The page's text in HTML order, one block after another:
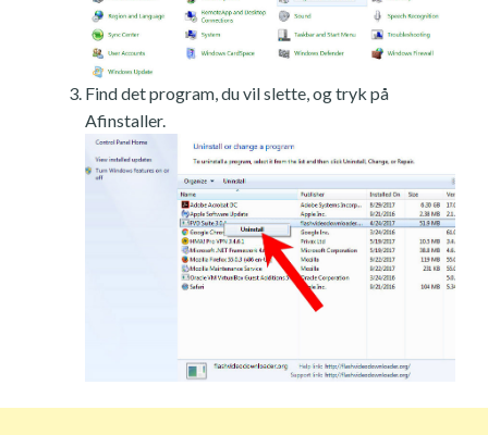
Find det program, du vil slette, og tryk på
Afinstaller.